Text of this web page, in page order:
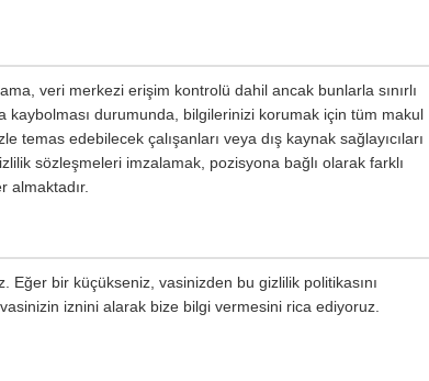
veri merkezi erişim kontrolü dahil ancak bunlarla sınırlı
kaybolması durumunda, bilgilerinizi korumak için tüm makul
temas edebilecek çalışanları veya dış kaynak sağlayıcıları
sözleşmeleri imzalamak, pozisyona bağlı olarak farklı
almaktadır.
bir küçükseniz, vasinizden bu gizlilik politikasını
iznini alarak bize bilgi vermesini rica ediyoruz.